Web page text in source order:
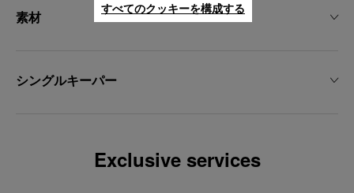
素材
シングルキーパー
Exclusive services
すべてのクッキーを構成する